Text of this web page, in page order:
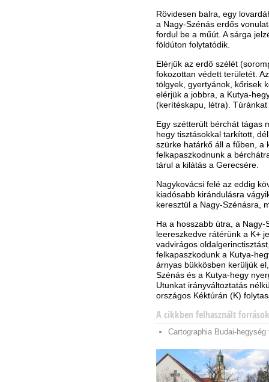
Rövidesen balra, egy
a Nagy-Szénás erdős
fordul be a műút. A sárga
földúton folytatódik.
Elérjük az erdő szélét
fokozottan védett területét.
tölgyek, gyertyánok, kőrisek
elérjük a jobbra, a Kutya-
(kerítéskapu, létra).
Egy szétterült bérchát tágas
hegy tisztásokkal tarkított,
szürke határkő áll a fűben, a
felkapaszkodnunk a
tárul a kilátás a Gerecsére.
Nagykovácsi felé az eddig
kiadósabb kirándulásra
keresztül a Nagy-Szénásra,
Ha a hosszabb útra, a
leereszkedve rátérünk a K+
vadvirágos
felkapaszkodunk a Kutya-
árnyas bükkösben kerüljük
Szénás és a Kutya-hegy
Utunkat irányváltoztatás
országos Kéktúrán (K)
A cikkben felhasznált források
Cartographia Budai-